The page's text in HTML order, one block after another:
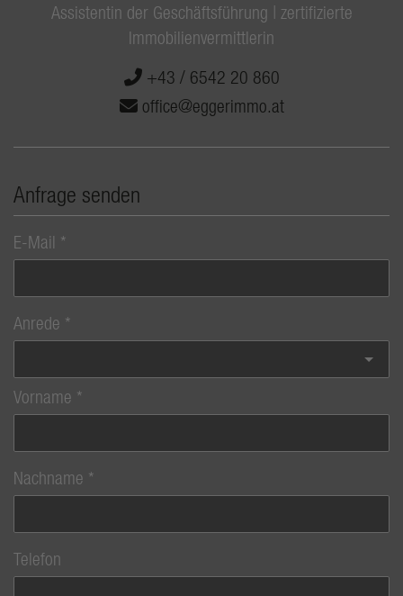
Assistentin der Geschäftsführung | zertifizierte
Immobilienvermittlerin
+43 / 6542 20 860
office@eggerimmo.at
Anfrage senden
E-Mail
Anrede
Vorname
Nachname
Telefon